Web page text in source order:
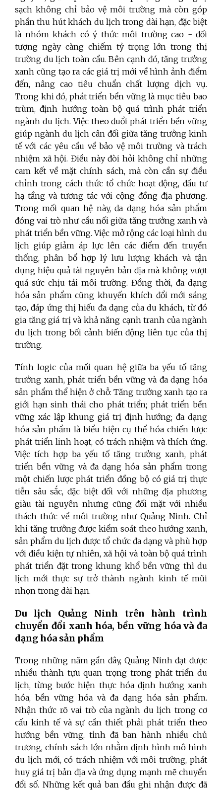
sạch không chỉ bảo vệ môi trường mà còn góp
phần thu hút khách du lịch trong dài hạn, đặc biệt
là nhóm khách có ý thức môi trường cao - đối
tượng ngày càng chiếm tỷ trọng lớn trong thị
trường du lịch toàn cầu. Bên cạnh đó, tăng trưởng
xanh cũng tạo ra các giá trị mới về hình ảnh điểm
đến, nâng cao tiêu chuẩn chất lượng dịch vụ.
Trong khi đó, phát triển bền vững là mục tiêu bao
trùm, định hướng toàn bộ quá trình phát triển
ngành du lịch. Việc theo đuổi phát triển bền vững
giúp ngành du lịch cân đối giữa tăng trưởng kinh
tế với các yêu cầu về bảo vệ môi trường và trách
nhiệm xã hội. Điều này đòi hỏi không chỉ những
cam kết về mặt chính sách, mà còn cần sự điều
chỉnh trong cách thức tổ chức hoạt động, đầu tư
hạ tầng và tương tác với cộng đồng địa phương.
Trong mối quan hệ này, đa dạng hóa sản phẩm
đóng vai trò như cầu nối giữa tăng trưởng xanh và
phát triển bền vững. Việc mở rộng các loại hình du
lịch giúp giảm áp lực lên các điểm đến truyền
thống, phân bổ hợp lý lưu lượng khách và tận
dụng hiệu quả tài nguyên bản địa mà không vượt
quá sức chịu tải môi trường. Đồng thời, đa dạng
hóa sản phẩm cũng khuyến khích đổi mới sáng
tạo, đáp ứng thị hiếu đa dạng của du khách, từ đó
gia tăng giá trị và khả năng cạnh tranh của ngành
du lịch trong bối cảnh biến động liên tục của thị
trường.
Tính logic của mối quan hệ giữa ba yếu tố tăng
trưởng xanh, phát triển bền vững và đa dạng hóa
sản phẩm thể hiện ở chỗ: Tăng trưởng xanh tạo ra
giới hạn sinh thái cho phát triển; phát triển bền
vững xác lập khung giá trị định hướng; đa dạng
hóa sản phẩm là biểu hiện cụ thể hóa chiến lược
phát triển linh hoạt, có trách nhiệm và thích ứng.
Việc tích hợp ba yếu tố tăng trưởng xanh, phát
triển bền vững và đa dạng hóa sản phẩm trong
một chiến lược phát triển đồng bộ có giá trị thực
tiễn sâu sắc, đặc biệt đối với những địa phương
giàu tài nguyên nhưng cũng đối mặt với nhiều
thách thức về môi trường như Quảng Ninh. Chỉ
khi tăng trưởng được kiểm soát theo hướng xanh,
sản phẩm du lịch được tổ chức đa dạng và phù hợp
với điều kiện tự nhiên, xã hội và toàn bộ quá trình
phát triển đặt trong khung khổ bền vững thì du
lịch mới thực sự trở thành ngành kinh tế mũi
nhọn trong dài hạn.
Du lịch Quảng Ninh trên hành trình
chuyển đổi xanh hóa, bền vững hóa và đa
dạng hóa sản phẩm
Trong những năm gần đây, Quảng Ninh đạt được
nhiều thành tựu quan trọng trong phát triển du
lịch, từng bước hiện thực hóa định hướng xanh
hóa, bền vững hóa và đa dạng hóa sản phẩm.
Nhận thức rõ vai trò của ngành du lịch trong cơ
cấu kinh tế và sự cần thiết phải phát triển theo
hướng bền vững, tỉnh đã ban hành nhiều chủ
trương, chính sách lớn nhằm định hình mô hình
du lịch mới, có trách nhiệm với môi trường, phát
huy giá trị bản địa và ứng dụng mạnh mẽ chuyển
đổi số. Những kết quả ban đầu ghi nhận được đã